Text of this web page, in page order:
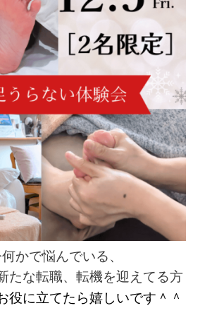
かで悩んでいる、
たな転職、転機を迎えてる方
役に立てたら嬉しいです＾＾